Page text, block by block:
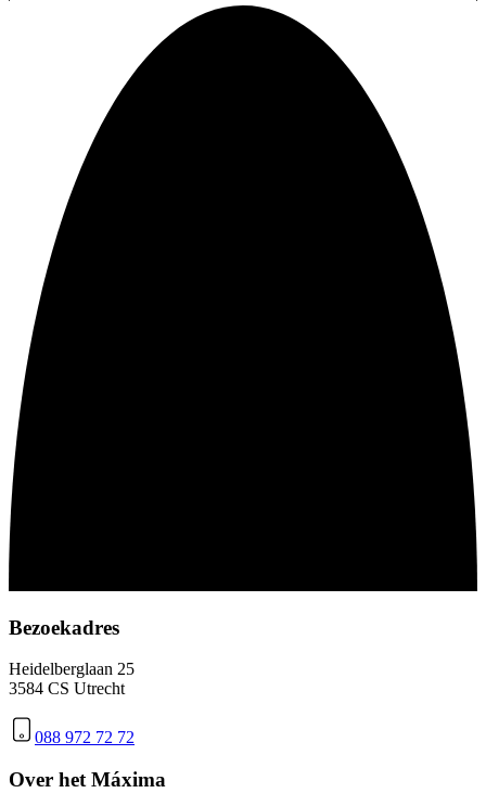
Bezoekadres
Heidelberglaan 25
3584 CS Utrecht
088 972 72 72
Over het Máxima